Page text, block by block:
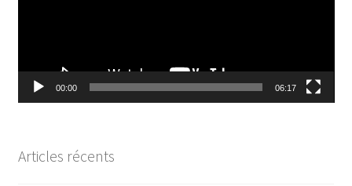
00:00 06:17
Articles récents